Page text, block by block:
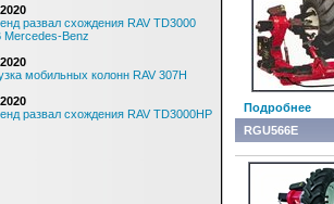
развал схождения RAV TD3000
Mercedes-Benz
мобильных колонн RAV 307H
развал схождения RAV TD3000HP
Подробнее
RGU566E